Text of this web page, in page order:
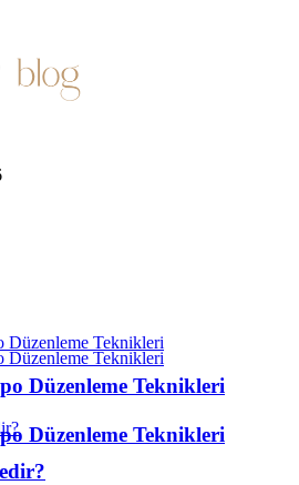
Düzenleme Teknikleri
Düzenleme Teknikleri